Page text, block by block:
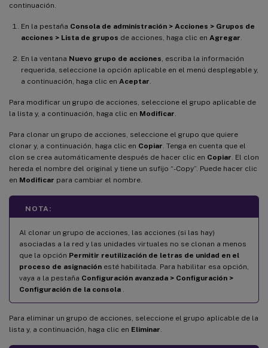
continuación.
En la pestaña Consola de administración > Acciones > Grupos de
acciones > Lista de grupos de acciones, haga clic en Agregar
En la ventana Nuevo grupo de acciones , escriba la información
requerida, seleccione la opción aplicable en el menú desplegable y,
a continuación, haga clic en Aceptar
Para modificar un grupo de acciones, seleccione el grupo aplicable de
la lista y, a continuación, haga clic en Modificar
Para clonar un grupo de acciones, seleccione el grupo que quiere
clonar y, a continuación, haga clic en Copiar . Tenga en cuenta que el
clon se crea automáticamente después de hacer clic en Copiar . El clon
hereda el nombre del original y tiene un sufijo “-Copy”. Puede hacer clic
en Modificar para cambiar el nombre.
NOTA:
Al clonar un grupo de acciones, las acciones (si las hay)
asociadas a la red y las unidades virtuales no se clonan a menos
que la opción Permitir reutilización de letras de unidad en el
proceso de asignación esté habilitada. Para habilitar esa opción,
vaya a la pestaña Configuración avanzada > Configuración >
Configuración de la consola
Para eliminar un grupo de acciones, seleccione el grupo aplicable de la
lista y, a continuación, haga clic en Eliminar